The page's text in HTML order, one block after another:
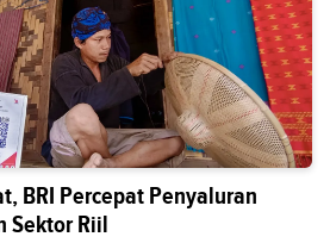
BRI Percepat Penyaluran
Sektor Riil